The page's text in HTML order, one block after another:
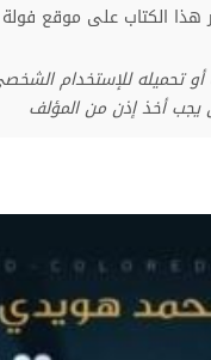
هذا الكتاب على موقع
أو تحميله للإستخدام
يجب أخذ إذن من المؤلف